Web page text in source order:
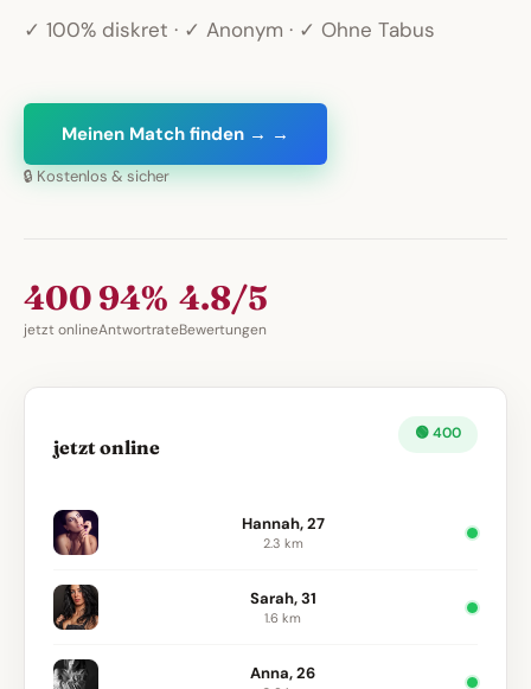
✓ 100% diskret · ✓ Anonym · ✓ Ohne Tabus
Meinen Match finden → →
🔒 Kostenlos & sicher
400
jetzt online
94%
Antwortrate
4.8/5
Bewertungen
jetzt online
🟢 400
Hannah, 27
2.3 km
Sarah, 31
1.6 km
Anna, 26